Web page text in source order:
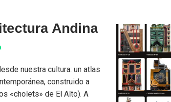
Andina
nuestra cultura: un atlas
construido a
«cholets» de El Alto). A